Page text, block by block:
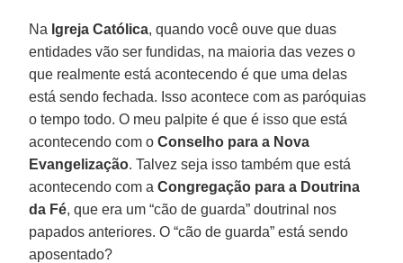
Na Igreja Católica, quando você ouve que duas
entidades vão ser fundidas, na maioria das vezes o
que realmente está acontecendo é que uma delas
está sendo fechada. Isso acontece com as paróquias
o tempo todo. O meu palpite é que é isso que está
acontecendo com oConselho para a Nova
Evangelização. Talvez seja isso também que está
acontecendo com aCongregação para a Doutrina
da Fé, que era um “cão de guarda” doutrinal nos
papados anteriores. O “cão de guarda” está sendo
aposentado?